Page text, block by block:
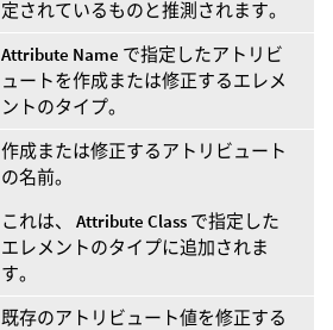
定されているものと推測されます。
Attribute Name で指定したアトリビ
ュートを作成または修正するエレメ
ントのタイプ。
作成または修正するアトリビュート
の名前。
これは、 Attribute Class で指定した
エレメントのタイプに追加されま
す。
既存のアトリビュート値を修正する